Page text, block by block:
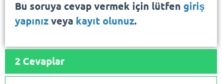
Bu soruya cevap vermek için lütfen giriş
yapınız veya kayıt olunuz.
2 Cevaplar